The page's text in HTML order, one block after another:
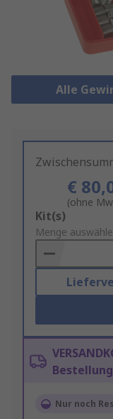
Alle
€
(ohne
Add
to
Basket
Kit(s)
Menge
Nur noch